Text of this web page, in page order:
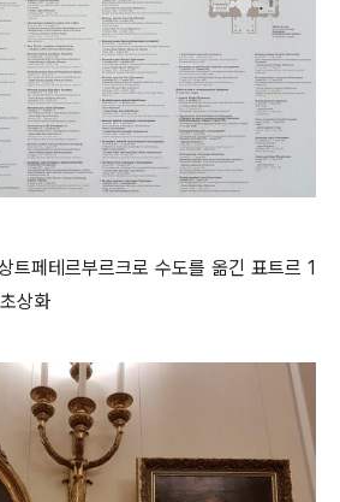
트페테르부르크로 수도를 옮긴 표트르 1
상화